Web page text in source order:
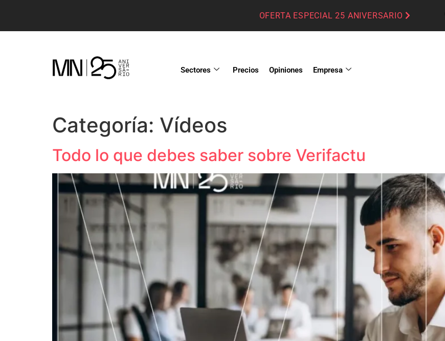
OFERTA ESPECIAL 25 ANIVERSARIO
Sectores Precios Opiniones Empresa
Categoría: Vídeos
Todo lo que debes saber sobre Verifactu